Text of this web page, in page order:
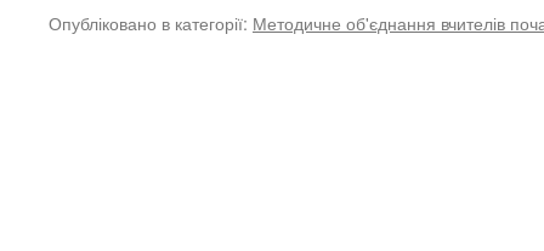
Опубліковано в категорії: Методичне об'єднання вчителів